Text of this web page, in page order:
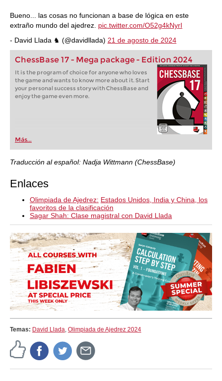
Bueno... las cosas no funcionan a base de lógica en este
extraño mundo del ajedrez. pic.twitter.com/O52g4kNyrI
- David Llada ♞ (@davidllada) 21 de agosto de 2024
ChessBase 17 - Mega package - Edition 2024
It is the program of choice for anyone who loves
the game and wants to know more about it. Start
your personal success story with ChessBase and
enjoy the game even more.
Más...
Traducción al español: Nadja Wittmann (ChessBase)
Enlaces
Olimpiada de Ajedrez: Estados Unidos, India y China, los
favoritos de la clasificación
Sagar Shah: Clase magistral con David Llada
Temas: David Llada, Olimpiada de Ajedrez 2024